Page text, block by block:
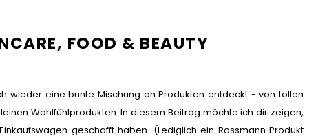
FOOD & BEAUTY
wieder eine bunte Mischung an Produkten entdeckt - von tollen
Wohlfühlprodukten. In diesem Beitrag möchte ich dir zeigen,
geschafft haben. (Lediglich ein Rossmann Produkt